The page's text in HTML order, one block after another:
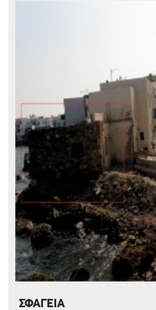
ΣΦΑΓΕΙΑ